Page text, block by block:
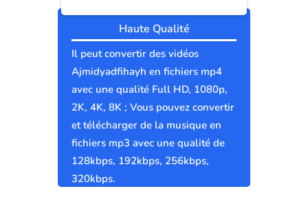
Haute Qualité
Il peut convertir des vidéos
Ajmidyadfihayh en fichiers mp4
avec une qualité Full HD, 1080p,
2K, 4K, 8K ; Vous pouvez convertir
et télécharger de la musique en
fichiers mp3 avec une qualité de
128kbps, 192kbps, 256kbps,
320kbps.